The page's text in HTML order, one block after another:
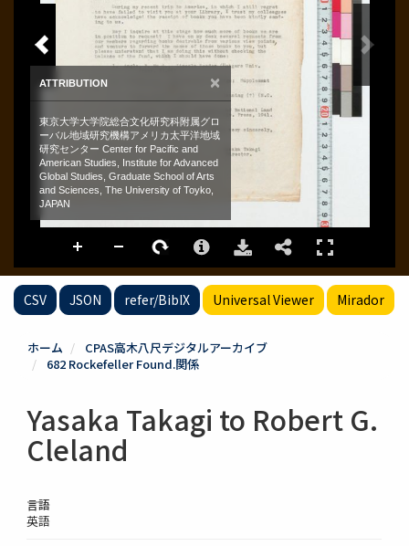
CSV JSON refer/BibIX Universal Viewer Mirador
ホーム
CPAS高木八尺デジタルアーカイブ
682 Rockefeller Found.関係
Yasaka Takagi to Robert G.
Cleland
言語
英語